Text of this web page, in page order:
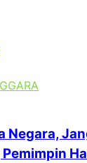
Negara,